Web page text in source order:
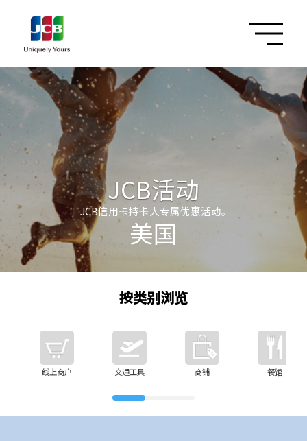
JCB活动
JCB信用卡持卡人专属优惠活动。
美国
按类别浏览
线上商户 交通工具 商铺 餐馆